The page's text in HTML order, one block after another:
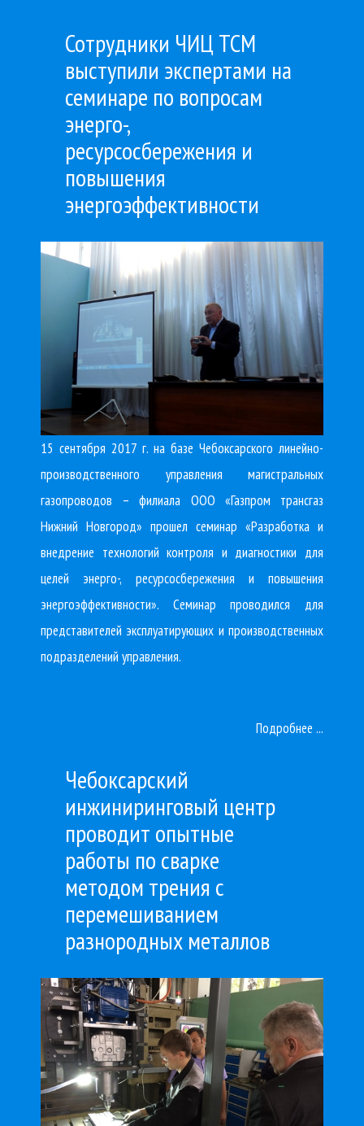
Сотрудники ЧИЦ ТСМ
выступили экспертами на
семинаре по вопросам
энерго-,
ресурсосбережения и
повышения
энергоэффективности
15 сентября 2017 г. на базе Чебоксарского линейно-
производственного управления магистральных
газопроводов – филиала ООО «Газпром трансгаз
Нижний Новгород» прошел семинар «Разработка и
внедрение технологий контроля и диагностики для
целей энерго-, ресурсосбережения и повышения
энергоэффективности». Семинар проводился для
представителей эксплуатирующих и производственных
подразделений управления.
Подробнее ...
Чебоксарский
инжиниринговый центр
проводит опытные
работы по сварке
методом трения с
перемешиванием
разнородных металлов